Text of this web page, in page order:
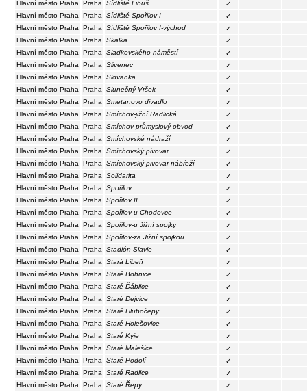
Hlavní město Praha
Praha Sídliště Libuš
✓
Hlavní město Praha
Praha Sídliště Spořilov I
✓
Hlavní město Praha
Praha Sídliště Spořilov I-východ
✓
Hlavní město Praha
Praha Skalka
✓
Hlavní město Praha
Praha Sladkovského náměstí
✓
Hlavní město Praha
Praha Slivenec
✓
Hlavní město Praha
Praha Slovanka
✓
Hlavní město Praha
Praha Slunečný Vršek
✓
Hlavní město Praha
Praha Smetanovo divadlo
✓
Hlavní město Praha
Praha Smíchov-jižní Radlická
✓
Hlavní město Praha
Praha Smíchov-průmyslový obvod
✓
Hlavní město Praha
Praha Smíchovské nádraží
✓
Hlavní město Praha
Praha Smíchovský pivovar
✓
Hlavní město Praha
Praha Smíchovský pivovar-nábřeží
✓
Hlavní město Praha
Praha Solidarita
✓
Hlavní město Praha
Praha Spořilov
✓
Hlavní město Praha
Praha Spořilov II
✓
Hlavní město Praha
Praha Spořilov-u Chodovce
✓
Hlavní město Praha
Praha Spořilov-u Jižní spojky
✓
Hlavní město Praha
Praha Spořilov-za Jižní spojkou
✓
Hlavní město Praha
Praha Stadión Slavie
✓
Hlavní město Praha
Praha Stará Libeň
✓
Hlavní město Praha
Praha Staré Bohnice
✓
Hlavní město Praha
Praha Staré Ďáblice
✓
Hlavní město Praha
Praha Staré Dejvice
✓
Hlavní město Praha
Praha Staré Hlubočepy
✓
Hlavní město Praha
Praha Staré Holešovice
✓
Hlavní město Praha
Praha Staré Kyje
✓
Hlavní město Praha
Praha Staré Malešice
✓
Hlavní město Praha
Praha Staré Podolí
✓
Hlavní město Praha
Praha Staré Radlice
✓
Hlavní město Praha
Praha Staré Řepy
✓